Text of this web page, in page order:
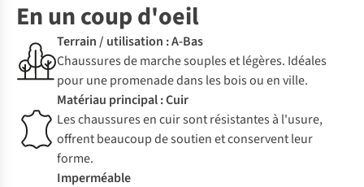
En un coup d'oeil
Terrain / utilisation : A-Bas
Chaussures de marche souples et légères. Idéales
pour une promenade dans les bois ou en ville.
Matériau principal : Cuir
Les chaussures en cuir sont résistantes à l'usure,
offrent beaucoup de soutien et conservent leur
forme.
Imperméable